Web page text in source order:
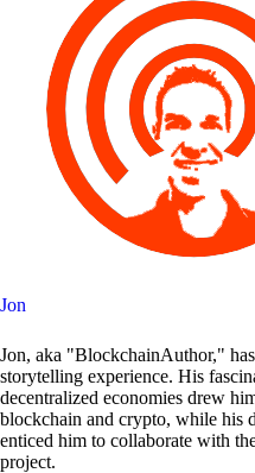
Jon
Jon, aka "BlockchainAuthor,"
storytelling experience. His
decentralized economies drew
blockchain and crypto, while his
enticed him to collaborate with
project.